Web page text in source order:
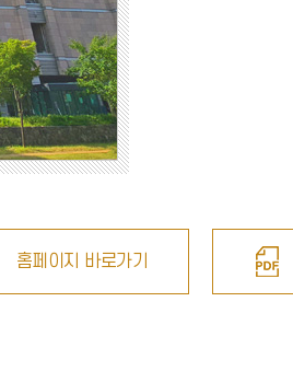
홈페이지 바로가기